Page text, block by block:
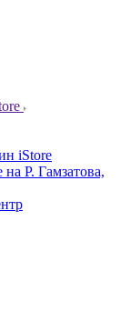
iStore
Р. Гамзатова,